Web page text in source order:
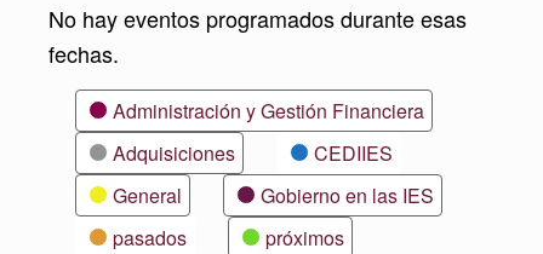
No hay eventos programados durante esas
fechas.
CategoríasAdministración y Gestión Financiera
Adquisiciones
CEDIIES
General
Gobierno en las IES
pasados
próximos